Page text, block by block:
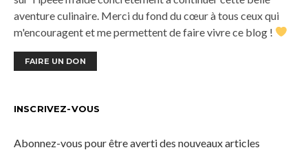
aventure culinaire. Merci du fond du cœur à tous ceux qui
m'encouragent et me permettent de faire vivre ce blog !
FAIRE UN DON
INSCRIVEZ-VOUS
Abonnez-vous pour être averti des nouveaux articles